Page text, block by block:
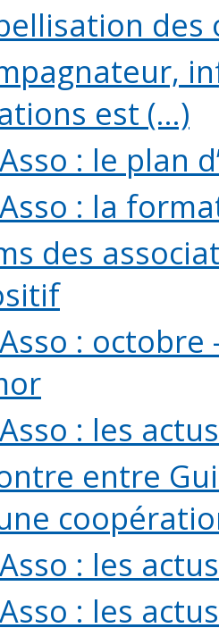
est (...)
: le plan
: la
des
:
: les
entre
: les
: les